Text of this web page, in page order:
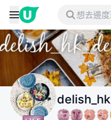
delish_hk